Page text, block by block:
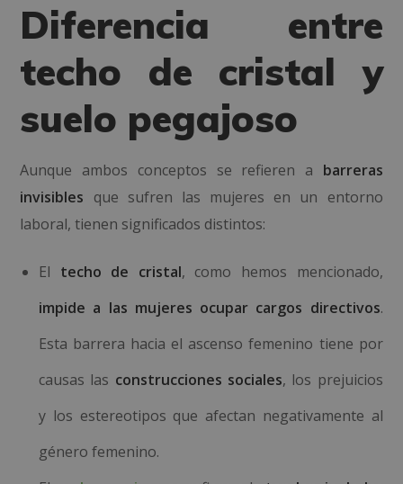
Diferencia entre
techo de cristal y
suelo pegajoso
Aunque ambos conceptos se refieren a barreras
invisibles que sufren las mujeres en un entorno
laboral, tienen significados distintos:
El techo de cristal, como hemos mencionado,
impide a las mujeres ocupar cargos directivos.
Esta barrera hacia el ascenso femenino tiene por
causas las construcciones sociales, los prejuicios
y los estereotipos que afectan negativamente al
género femenino.